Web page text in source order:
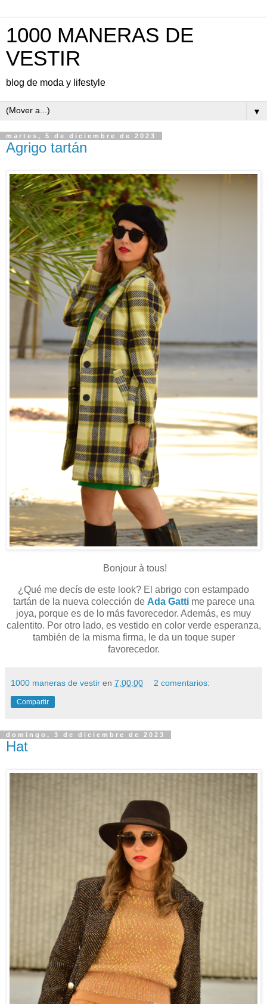
1000 MANERAS DE
VESTIR
blog de moda y lifestyle
▼
martes, 5 de diciembre de 2023
Agrigo tartán
Bonjour à tous!
¿Qué me decís de este look? El abrigo con estampado
tartán de la nueva colección de Ada Gattime parece una
joya, porque es de lo más favorecedor. Además, es muy
calentito. Por otro lado, es vestido en color verde esperanza,
también de la misma firma, le da un toque super
favorecedor.
1000 maneras de vestir en 7:00:00 2 comentarios:
Compartir
domingo, 3 de diciembre de 2023
Hat